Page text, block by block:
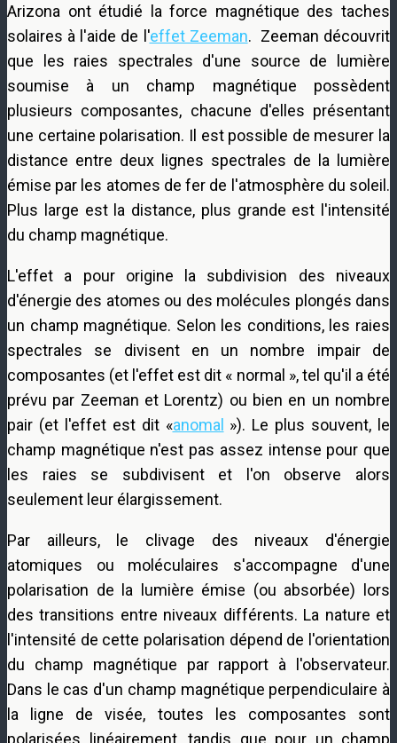
Arizona ont étudié la force magnétique des taches
solaires à l'aide de l'effet Zeeman. Zeeman découvrit
que les raies spectrales d'une source de lumière
soumise à un champ magnétique possèdent
plusieurs composantes, chacune d'elles présentant
une certaine polarisation. Il est possible de mesurer la
distance entre deux lignes spectrales de la lumière
émise par les atomes de fer de l'atmosphère du soleil.
Plus large est la distance, plus grande est l'intensité
du champ magnétique.
L'effet a pour origine la subdivision des niveaux
d'énergie des atomes ou des molécules plongés dans
un champ magnétique. Selon les conditions, les raies
spectrales se divisent en un nombre impair de
composantes (et l'effet est dit « normal », tel qu'il a été
prévu par Zeeman et Lorentz) ou bien en un nombre
pair (et l'effet est dit «anomal »). Le plus souvent, le
champ magnétique n'est pas assez intense pour que
les raies se subdivisent et l'on observe alors
seulement leur élargissement.
Par ailleurs, le clivage des niveaux d'énergie
atomiques ou moléculaires s'accompagne d'une
polarisation de la lumière émise (ou absorbée) lors
des transitions entre niveaux différents. La nature et
l'intensité de cette polarisation dépend de l'orientation
du champ magnétique par rapport à l'observateur.
Dans le cas d'un champ magnétique perpendiculaire à
la ligne de visée, toutes les composantes sont
polarisées linéairement, tandis que pour un champ